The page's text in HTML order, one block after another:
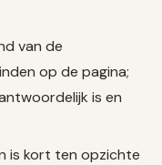
van de
op de pagina;
is en
is kort ten opzichte